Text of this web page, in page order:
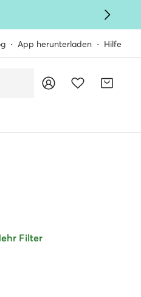
App herunterladen Hilfe
Filter